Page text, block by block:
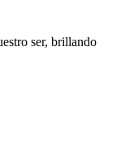
ser, brillando